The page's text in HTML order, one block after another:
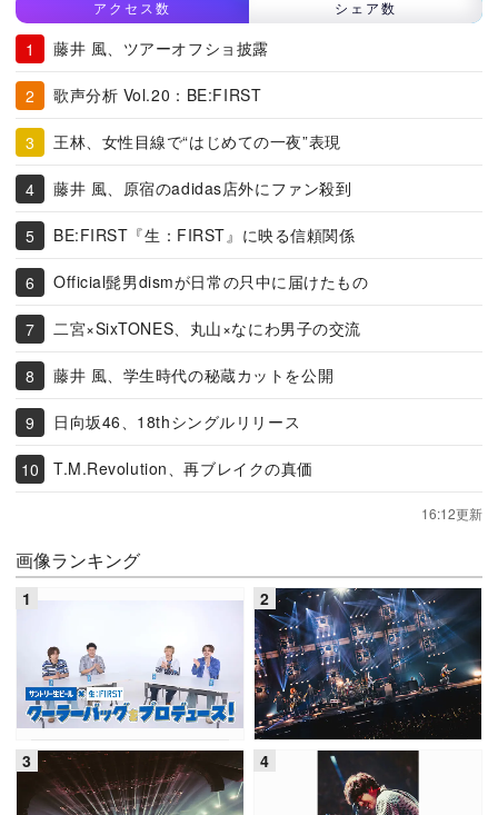
アクセス数 シェア数
藤井 風、ツアーオフショ披露
歌声分析 Vol.20：BE:FIRST
王林、女性目線で“はじめての一夜”表現
藤井 風、原宿のadidas店外にファン殺到
BE:FIRST『生：FIRST』に映る信頼関係
Official髭男dismが日常の只中に届けたもの
二宮×SixTONES、丸山×なにわ男子の交流
藤井 風、学生時代の秘蔵カットを公開
日向坂46、18thシングルリリース
T.M.Revolution、再ブレイクの真価
16:12更新
画像ランキング